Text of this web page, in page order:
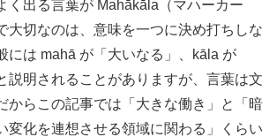
く出る言葉が Mahākāla（マハーカー
大切なのは、意味を一つに決め打ちしな
には mahā が「大いなる」、kāla が
説明されることがありますが、言葉は文
からこの記事では「大きな働き」と「暗
変化を連想させる領域に関わる」くらい